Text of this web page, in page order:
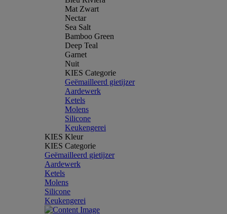
Mat Zwart
Nectar
Sea Salt
Bamboo Green
Deep Teal
Garnet
Nuit
KIES Categorie
Geëmailleerd gietijzer
Aardewerk
Ketels
Molens
Silicone
Keukengerei
KIES Kleur
KIES Categorie
Geëmailleerd gietijzer
Aardewerk
Ketels
Molens
Silicone
Keukengerei